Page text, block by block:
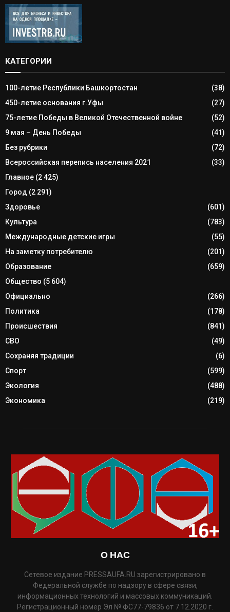
КАТЕГОРИИ
100-летие Республики Башкортостан
(38)
450-летие основания г.Уфы
(27)
75-летие Победы в Великой Отечественной войне
(52)
9 мая – День Победы
(41)
Без рубрики
(72)
Всероссийская перепись населения 2021
(33)
Главное (2 425)
Город (2 291)
Здоровье
(601)
Культура
(783)
Международные детские игры
(55)
На заметку потребителю
(201)
Образование
(659)
Общество (5 604)
Официально
(266)
Политика
(178)
Происшествия
(841)
СВО
(49)
Сохраняя традиции
(6)
Спорт
(599)
Экология
(488)
Экономика
(219)
О НАС
Сетевое издание PRESSAUFA.RU зарегистрировано в
Федеральной службе по надзору в сфере связи,
информационных технологий и массовых коммуникаций.
Регистрационный номер Эл № ФС77-79836 от 7.12.2020 г.